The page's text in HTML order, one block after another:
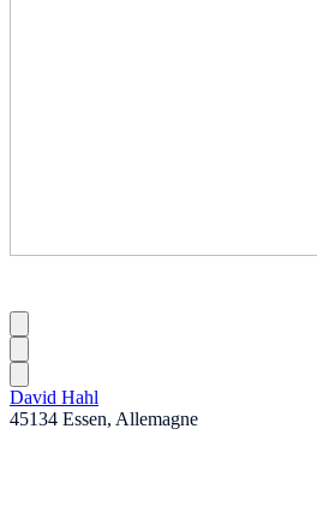
David Hahl
45134 Essen, Allemagne